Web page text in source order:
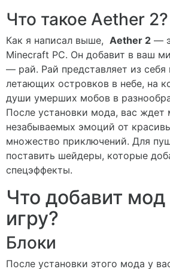
Что такое Aether 2?
Как я написал выше, Aether 2 —
Minecraft PC. Он добавит в ваш
— рай. Рай представляет из
летающих островков в небе, на
души умерших мобов в
После установки мода, вас ждет
незабываемых эмоций от
множество приключений. Для
поставить шейдеры, которые
спецэффекты.
Что добавит мод
игру?
Блоки
После установки этого мода у